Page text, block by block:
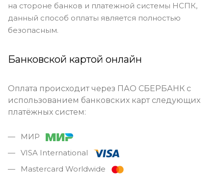
на стороне банков и платежной системы НСПК,
данный способ оплаты является полностью
безопасным.
Банковской картой онлайн
Оплата происходит через ПАО СБЕРБАНК с
использованием банковских карт следующих
платёжных систем:
МИР
VISA International
Mastercard Worldwide